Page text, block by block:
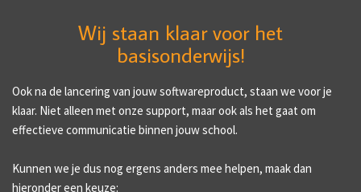
Wij staan klaar voor het
basisonderwijs!
Ook na de lancering van jouw softwareproduct, staan we voor je
klaar. Niet alleen met onze support, maar ook als het gaat om
effectieve communicatie binnen jouw school.
Kunnen we je dus nog ergens anders mee helpen, maak dan
hieronder een keuze: